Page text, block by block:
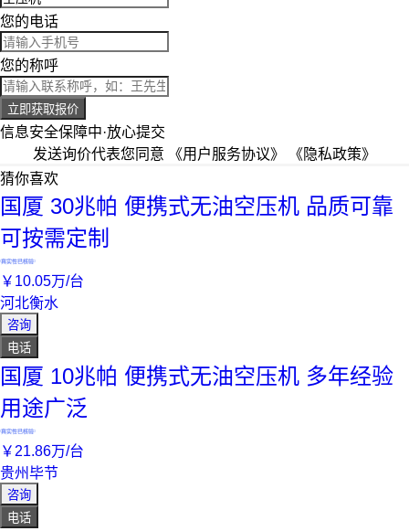
您的电话
您的称呼
立即获取报价
信息安全保障中·放心提交
发送询价代表您同意 《用户服务协议》
《隐私政策》
猜你喜欢
国厦 30兆帕 便携式无油空压机 品质可靠
可按需定制
真实性已核验
￥ 10.05万/台
河北衡水
咨询
电话
国厦 10兆帕 便携式无油空压机 多年经验
用途广泛
真实性已核验
￥ 21.86万/台
贵州毕节
咨询
电话